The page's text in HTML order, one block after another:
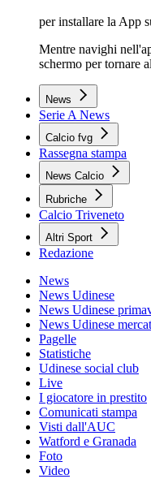
per installare la App
Mentre navighi
schermo per tornare
News
Serie A News
Calcio fvg
Rassegna stampa
News Calcio
Rubriche
Calcio Triveneto
Altri Sport
Redazione
News
News Udinese
News Udinese
News Udinese
Pagelle
Statistiche
Udinese social club
Live
I giocatore in prestito
Comunicati stampa
Visti dall'AUC
Watford e Granada
Foto
Video